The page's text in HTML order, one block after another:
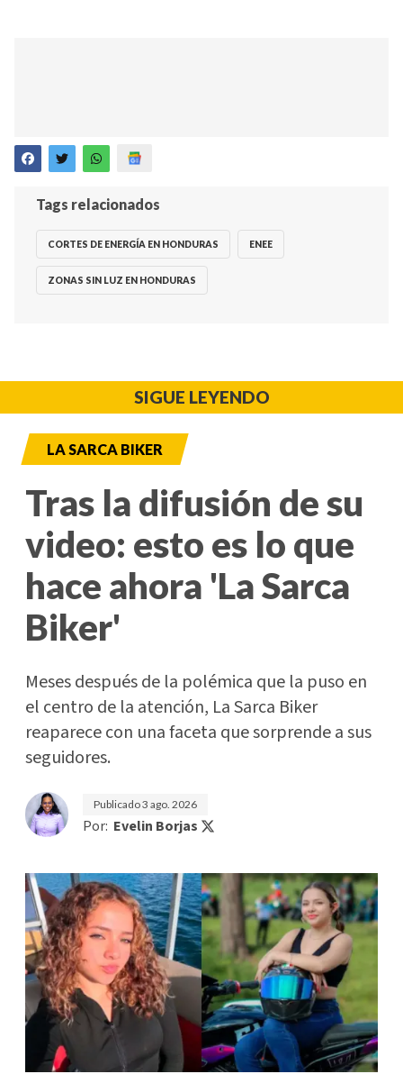
Tags relacionados
CORTES DE ENERGÍA EN HONDURAS ENEE
ZONAS SIN LUZ EN HONDURAS
SIGUE LEYENDO
LA SARCA BIKER
Tras la difusión de su
video: esto es lo que
hace ahora 'La Sarca
Biker'
Meses después de la polémica que la puso en
el centro de la atención, La Sarca Biker
reaparece con una faceta que sorprende a sus
seguidores.
Publicado3 ago. 2026
Por: Evelin Borjas